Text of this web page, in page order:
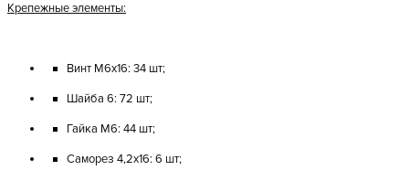
Крепежные элементы:
Винт М6x16: 34 шт;
Шайба 6: 72 шт;
Гайка М6: 44 шт;
Саморез 4,2x16: 6 шт;